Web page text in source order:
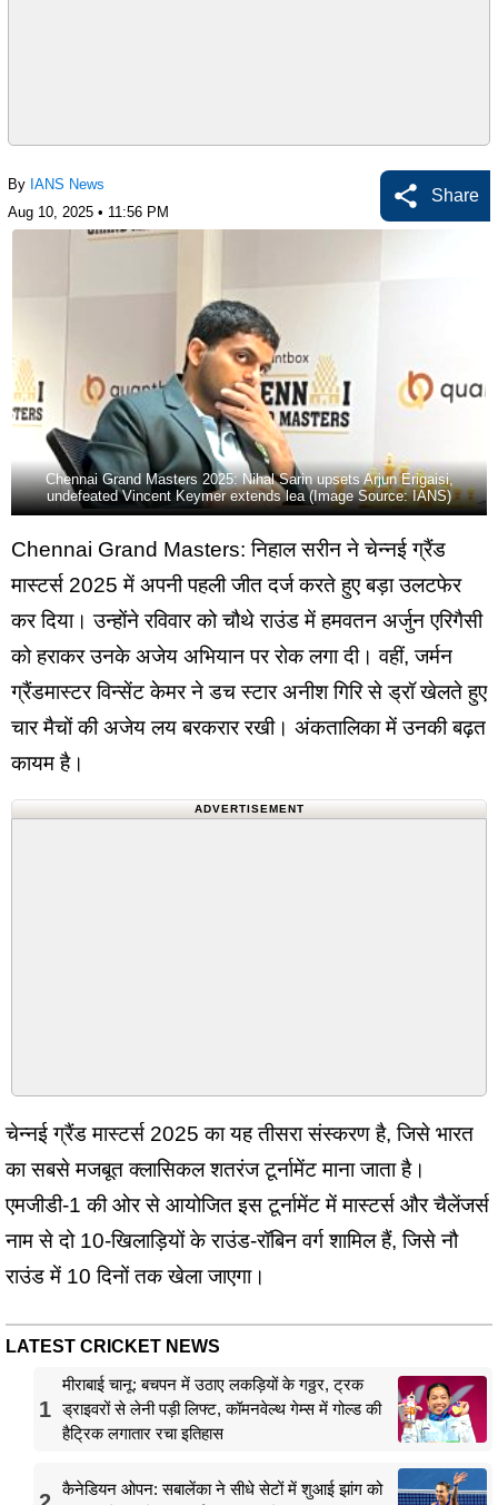
By IANS News
Aug 10, 2025 • 11:56 PM
Share
Chennai Grand Masters 2025: Nihal Sarin upsets Arjun Erigaisi,
undefeated Vincent Keymer extends lea (Image Source: IANS)
Chennai Grand Masters: निहाल सरीन ने चेन्नई ग्रैंड
मास्टर्स 2025 में अपनी पहली जीत दर्ज करते हुए बड़ा उलटफेर
कर दिया। उन्होंने रविवार को चौथे राउंड में हमवतन अर्जुन एरिगैसी
को हराकर उनके अजेय अभियान पर रोक लगा दी। वहीं, जर्मन
ग्रैंडमास्टर विन्सेंट केमर ने डच स्टार अनीश गिरि से ड्रॉ खेलते हुए
चार मैचों की अजेय लय बरकरार रखी। अंकतालिका में उनकी बढ़त
कायम है।
ADVERTISEMENT
चेन्नई ग्रैंड मास्टर्स 2025 का यह तीसरा संस्करण है, जिसे भारत
का सबसे मजबूत क्लासिकल शतरंज टूर्नामेंट माना जाता है।
एमजीडी-1 की ओर से आयोजित इस टूर्नामेंट में मास्टर्स और चैलेंजर्स
नाम से दो 10-खिलाड़ियों के राउंड-रॉबिन वर्ग शामिल हैं, जिसे नौ
राउंड में 10 दिनों तक खेला जाएगा।
LATEST CRICKET NEWS
1
मीराबाई चानू: बचपन में उठाए लकड़ियों के गठ्ठर, ट्रक
ड्राइवरों से लेनी पड़ी लिफ्ट, कॉमनवेल्थ गेम्स में गोल्ड की
हैट्रिक लगातार रचा इतिहास
कैनेडियन ओपन: सबालेंका ने सीधे सेटों में शुआई झांग को